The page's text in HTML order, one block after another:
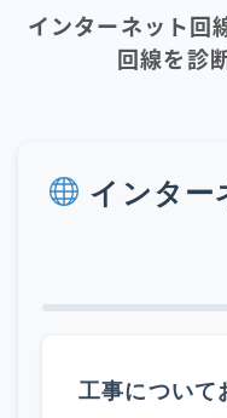
インターネット回
回線を診
インター
工事について